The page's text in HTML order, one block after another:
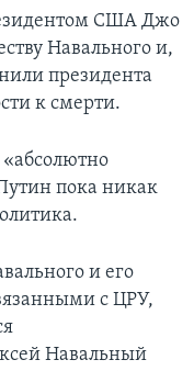
США Джо
Навального и,
президента
к смерти.
пока никак
и его
с ЦРУ,
Навальный